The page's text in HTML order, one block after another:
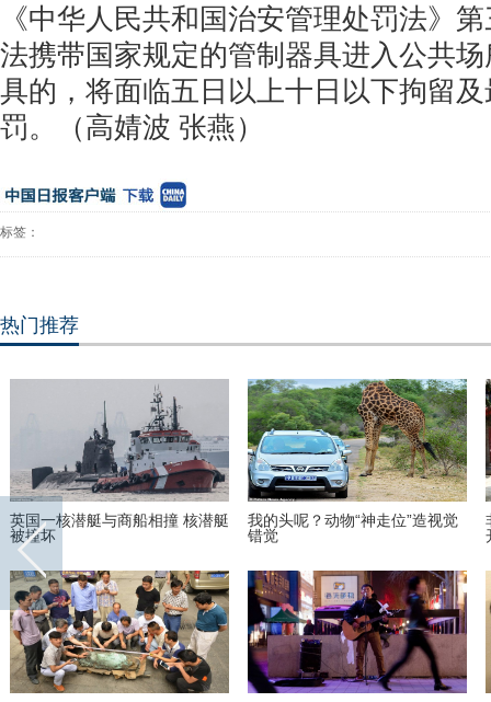
《中华人民共和国治安管理处罚法》
法携带国家规定的管制器具进入公共
具的，将面临五日以上十日以下拘留
罚。（高婧波 张燕）
标签：
热门推荐
英国一核潜艇与商船相撞 核潜艇
被撞坏
我的头呢？动物“神走位”造视觉
错觉